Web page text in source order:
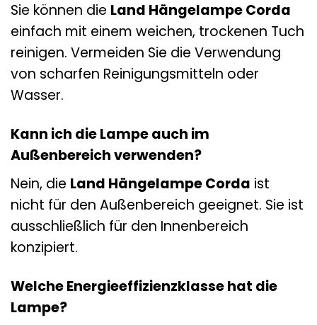
Sie können die Land Hängelampe Corda
einfach mit einem weichen, trockenen Tuch
reinigen. Vermeiden Sie die Verwendung
von scharfen Reinigungsmitteln oder
Wasser.
Kann ich die Lampe auch im
Außenbereich verwenden?
Nein, die Land Hängelampe Corda ist
nicht für den Außenbereich geeignet. Sie ist
ausschließlich für den Innenbereich
konzipiert.
Welche Energieeffizienzklasse hat die
Lampe?